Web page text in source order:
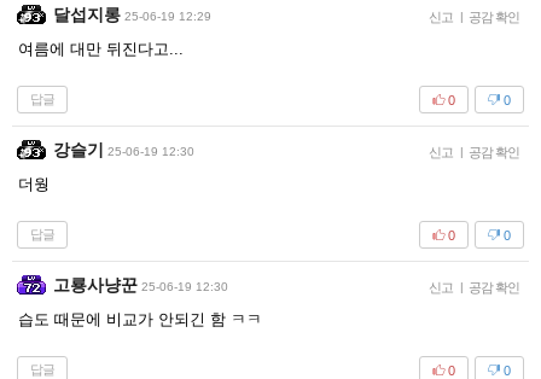
달섭지롱 25-06-19 12:29 신고 | 공감 확인
여름에 대만 뒤진다고...
답글 0
0
강슬기 25-06-19 12:30 신고 | 공감 확인
더웡
답글 0
0
고룡사냥꾼 25-06-19 12:30 신고 | 공감 확인
습도 때문에 비교가 안되긴 함 ㅋㅋ
답글 0
0